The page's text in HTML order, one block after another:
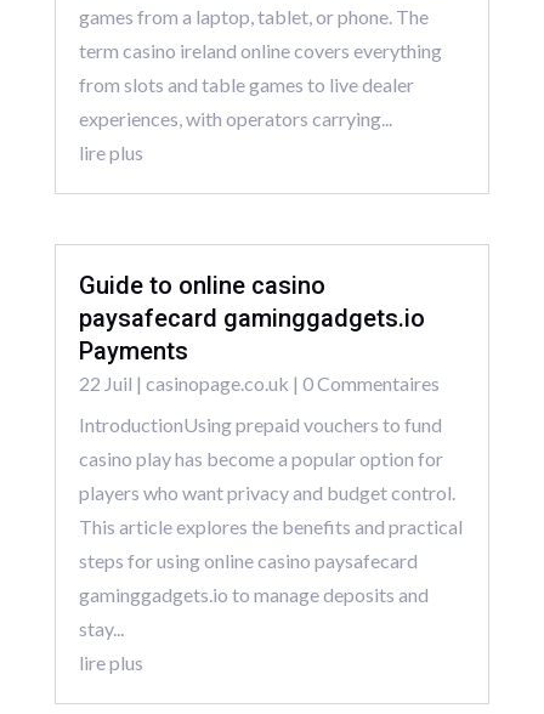
games from a laptop, tablet, or phone. The
term casino ireland online covers everything
from slots and table games to live dealer
experiences, with operators carrying...
lire plus
Guide to online casino
paysafecard gaminggadgets.io
Payments
22 Juil | casinopage.co.uk | 0 Commentaires
IntroductionUsing prepaid vouchers to fund
casino play has become a popular option for
players who want privacy and budget control.
This article explores the benefits and practical
steps for using online casino paysafecard
gaminggadgets.io to manage deposits and
stay...
lire plus